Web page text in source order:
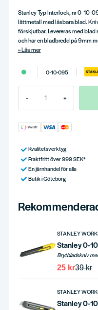
Stanley Typ Interlock, nr 0-10-
lättmetall med låsbara blad.
förskjutbar. Levereras med
och har en bladbredd på 9mm
Läs mer
0-10-095
- +
Kvalitetsverktyg
Fraktfritt över 999 SEK*
En järnhandel för alla
Butik i Göteborg
STANLEY
Brytbladskniv
39 kr
25 kr
STANLEY